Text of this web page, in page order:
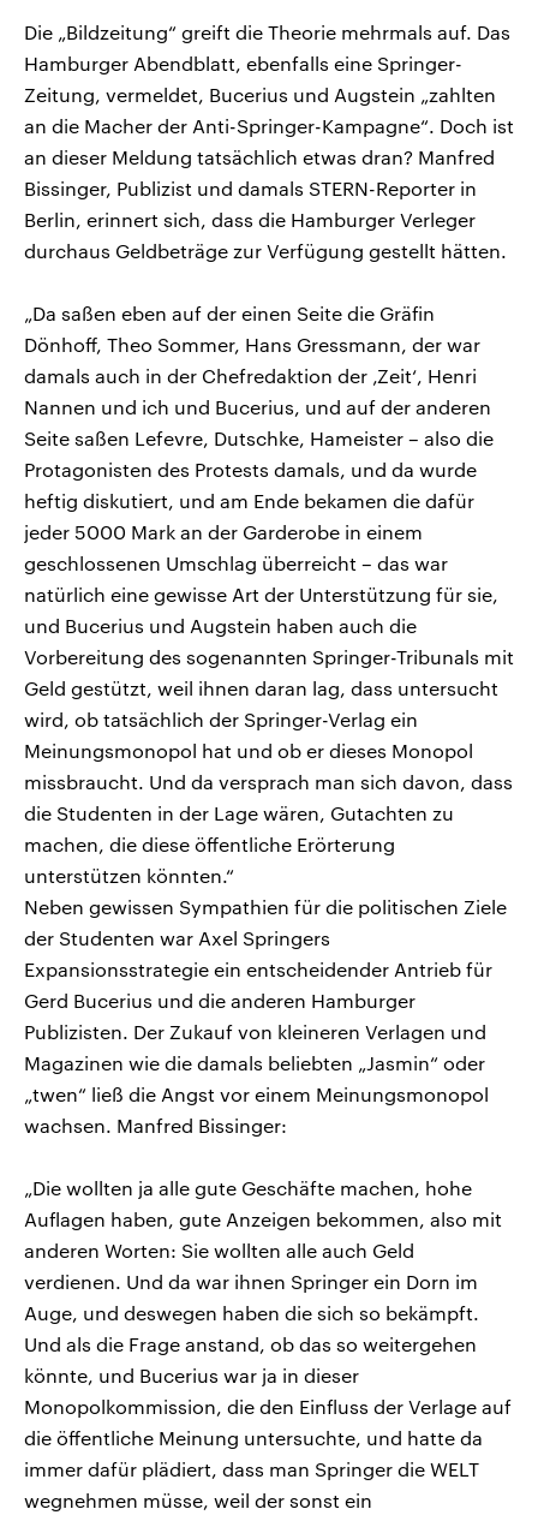
Die „Bildzeitung“ greift die Theorie mehrmals auf. Das
Hamburger Abendblatt, ebenfalls eine Springer-
Zeitung, vermeldet, Bucerius und Augstein „zahlten
an die Macher der Anti-Springer-Kampagne“. Doch ist
an dieser Meldung tatsächlich etwas dran? Manfred
Bissinger, Publizist und damals STERN-Reporter in
Berlin, erinnert sich, dass die Hamburger Verleger
durchaus Geldbeträge zur Verfügung gestellt hätten.
„Da saßen eben auf der einen Seite die Gräfin
Dönhoff, Theo Sommer, Hans Gressmann, der war
damals auch in der Chefredaktion der ‚Zeit‘, Henri
Nannen und ich und Bucerius, und auf der anderen
Seite saßen Lefevre, Dutschke, Hameister – also die
Protagonisten des Protests damals, und da wurde
heftig diskutiert, und am Ende bekamen die dafür
jeder 5000 Mark an der Garderobe in einem
geschlossenen Umschlag überreicht – das war
natürlich eine gewisse Art der Unterstützung für sie,
und Bucerius und Augstein haben auch die
Vorbereitung des sogenannten Springer-Tribunals mit
Geld gestützt, weil ihnen daran lag, dass untersucht
wird, ob tatsächlich der Springer-Verlag ein
Meinungsmonopol hat und ob er dieses Monopol
missbraucht. Und da versprach man sich davon, dass
die Studenten in der Lage wären, Gutachten zu
machen, die diese öffentliche Erörterung
unterstützen könnten.“
Neben gewissen Sympathien für die politischen Ziele
der Studenten war Axel Springers
Expansionsstrategie ein entscheidender Antrieb für
Gerd Bucerius und die anderen Hamburger
Publizisten. Der Zukauf von kleineren Verlagen und
Magazinen wie die damals beliebten „Jasmin“ oder
„twen“ ließ die Angst vor einem Meinungsmonopol
wachsen. Manfred Bissinger:
„Die wollten ja alle gute Geschäfte machen, hohe
Auflagen haben, gute Anzeigen bekommen, also mit
anderen Worten: Sie wollten alle auch Geld
verdienen. Und da war ihnen Springer ein Dorn im
Auge, und deswegen haben die sich so bekämpft.
Und als die Frage anstand, ob das so weitergehen
könnte, und Bucerius war ja in dieser
Monopolkommission, die den Einfluss der Verlage auf
die öffentliche Meinung untersuchte, und hatte da
immer dafür plädiert, dass man Springer die WELT
wegnehmen müsse, weil der sonst ein